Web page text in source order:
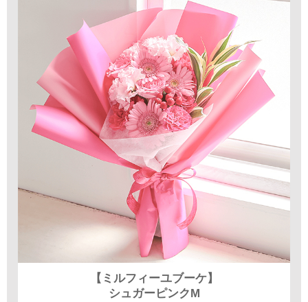
【ミルフィーユブーケ】
シュガーピンクM